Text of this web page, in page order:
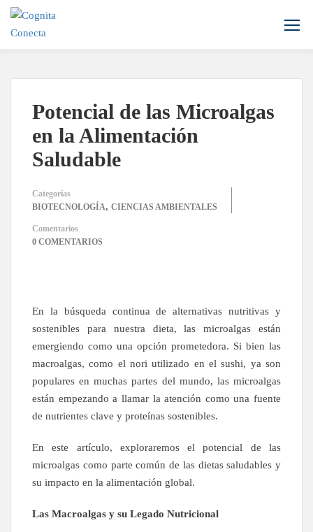
Inicio Blog
Potencial de las Microalgas en la Alimentación Saludable
Potencial de las Microalgas
en la Alimentación
Saludable
Categorías
BIOTECNOLOGÍA, CIENCIAS AMBIENTALES
Comentarios
0 COMENTARIOS
En la búsqueda continua de alternativas nutritivas y
sostenibles para nuestra dieta, las microalgas están
emergiendo como una opción prometedora. Si bien las
macroalgas, como el nori utilizado en el sushi, ya son
populares en muchas partes del mundo, las microalgas
están empezando a llamar la atención como una fuente
de nutrientes clave y proteínas sostenibles.
En este artículo, exploraremos el potencial de las
microalgas como parte común de las dietas saludables y
su impacto en la alimentación global.
Las Macroalgas y su Legado Nutricional